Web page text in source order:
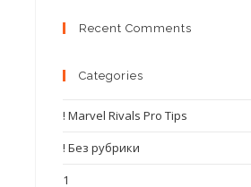
Recent Comments
Categories
! Marvel Rivals Pro Tips
! Без рубрики
1